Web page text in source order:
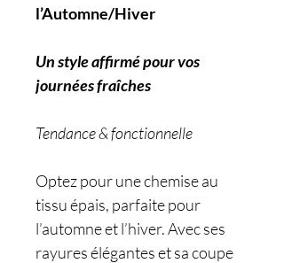
l’Automne/Hiver
Un style affirmé pour vos
journées fraîches
Tendance & fonctionnelle
Optez pour une chemise au
tissu épais, parfaite pour
l’automne et l’hiver. Avec ses
rayures élégantes et sa coupe